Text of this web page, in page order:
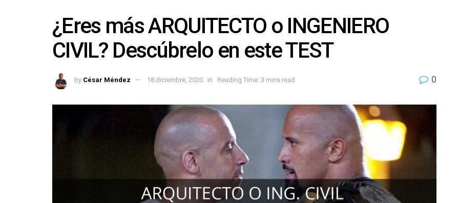
¿Eres más ARQUITECTO o INGENIERO
CIVIL? Descúbrelo en este TEST
by César Méndez 18 diciembre, 2020 in Reading Time: 3 mins read 0